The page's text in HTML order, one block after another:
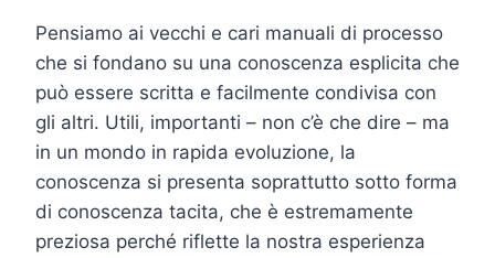
Pensiamo ai vecchi e cari manuali di processo
che si fondano su una conoscenza esplicita che
può essere scritta e facilmente condivisa con
gli altri. Utili, importanti – non c’è che dire – ma
in un mondo in rapida evoluzione, la
conoscenza si presenta soprattutto sotto forma
di conoscenza tacita, che è estremamente
preziosa perché riflette la nostra esperienza